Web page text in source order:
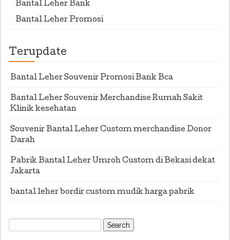
Bantal Leher Bank
Bantal Leher Promosi
Terupdate
Bantal Leher Souvenir Promosi Bank Bca
Bantal Leher Souvenir Merchandise Rumah Sakit
Klinik kesehatan
Souvenir Bantal Leher Custom merchandise Donor
Darah
Pabrik Bantal Leher Umroh Custom di Bekasi dekat
Jakarta
bantal leher bordir custom mudik harga pabrik
Search
for: